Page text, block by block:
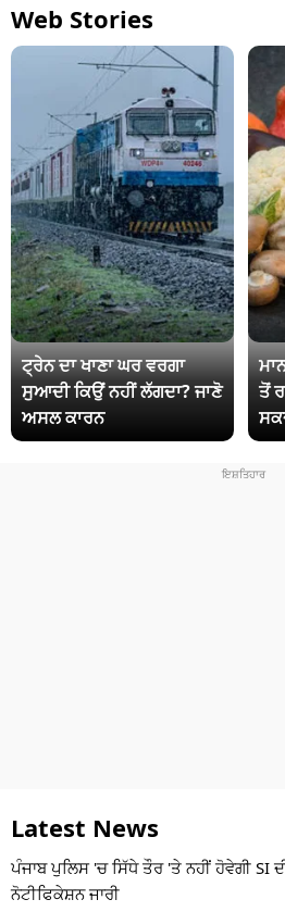
Web Stories
ਟ੍ਰੇਨ ਦਾ ਖਾਣਾ ਘਰ ਵਰਗਾ
ਸੁਆਦੀ ਕਿਉਂ ਨਹੀਂ ਲੱਗਦਾ? ਜਾਣੋ
ਅਸਲ ਕਾਰਨ
ਤੋਂ
Latest News
ਪੰਜਾਬ ਪੁਲਿਸ 'ਚ ਸਿੱਧੇ ਤੌਰ 'ਤੇ ਨਹੀਂ ਹੋਵੇਗੀ SI
ਨੋਟੀਫਿਕੇਸ਼ਨ ਜਾਰੀ